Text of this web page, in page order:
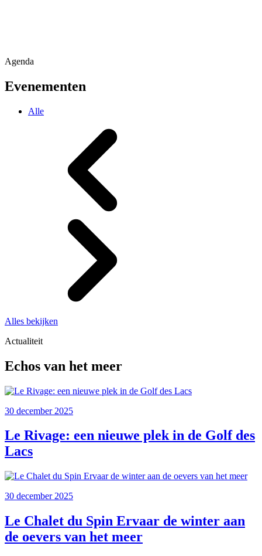
Agenda
Evenementen
Alle
Alles bekijken
Actualiteit
Echos van het meer
30 december 2025
Le Rivage: een nieuwe plek in de Golf des
Lacs
30 december 2025
Le Chalet du Spin Ervaar de winter aan
de oevers van het meer